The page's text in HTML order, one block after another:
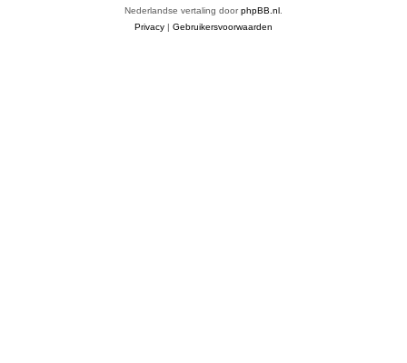
Nederlandse vertaling doorphpBB.nl
Privacy | Gebruikersvoorwaarden